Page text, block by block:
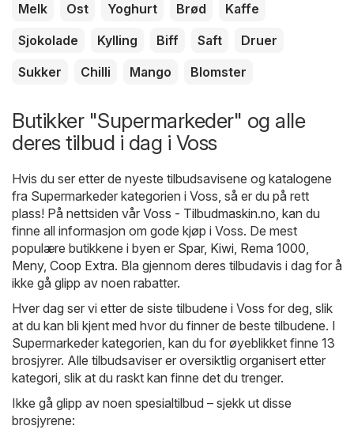
Melk Ost Yoghurt Brød
Kaffe
Sjokolade
Kylling Biff Saft
Druer
Sukker
Chilli Mango Blomster
Butikker "Supermarkeder" og alle
deres tilbud i dag i Voss
Hvis du ser etter de nyeste tilbudsavisene og katalogene
fra Supermarkeder kategorien i Voss, så er du på rett
plass! På nettsiden vår Voss - Tilbudmaskin.no, kan du
finne all informasjon om gode kjøp i Voss. De mest
populære butikkene i byen er Spar, Kiwi, Rema 1000,
Meny, Coop Extra. Bla gjennom deres tilbudavis i dag for å
ikke gå glipp av noen rabatter.
Hver dag ser vi etter de siste tilbudene i Voss for deg, slik
at du kan bli kjent med hvor du finner de beste tilbudene. I
Supermarkeder kategorien, kan du for øyeblikket finne 13
brosjyrer. Alle tilbudsaviser er oversiktlig organisert etter
kategori, slik at du raskt kan finne det du trenger.
Ikke gå glipp av noen spesialtilbud – sjekk ut disse
brosjyrene: